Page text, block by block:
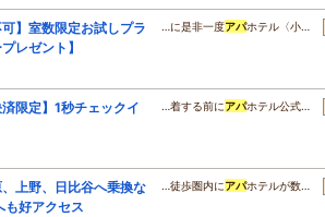
可】室数限定お試しプラ
レゼント】
…に是非一度アパホテル〈小…
済限定】1秒チェックイ
…着する前にアパホテル公式…
、上野、日比谷へ乗換な
も好アクセス
…徒歩圏内にアパホテルが数…